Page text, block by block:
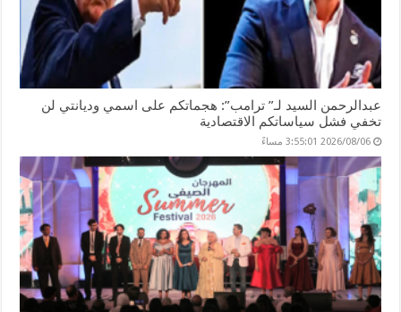
عبدالرحمن السيد لـ” ترامب”: هجماتكم على اسمي وديانتي لن
تخفي فشل سياساتكم الاقتصادية
2026/08/06 3:55:01 مساءً